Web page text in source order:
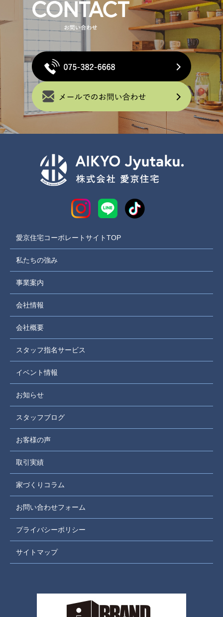
愛京住宅コーポレートサイトTOP
私たちの強み
事業案内
会社情報
会社概要
スタッフ指名サービス
イベント情報
お知らせ
スタッフブログ
お客様の声
取引実績
家づくりコラム
お問い合わせフォーム
プライバシーポリシー
サイトマップ